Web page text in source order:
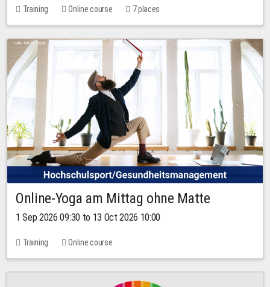
Training Online course 7 places
Online-Yoga am Mittag ohne Matte
1 Sep 2026 09:30 to 13 Oct 2026 10:00
Training Online course